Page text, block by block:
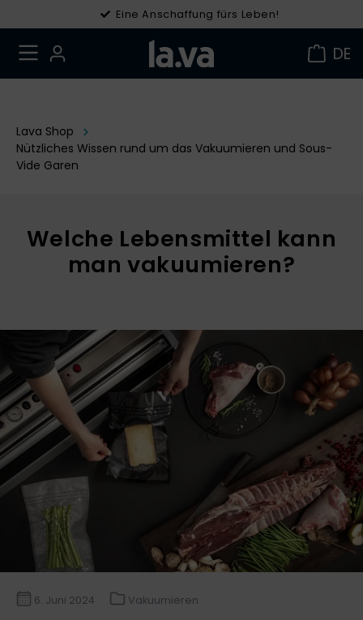
Eine Anschaffung fürs Leben!
Gratis Versand in DE ab 49 €
DE
Lava Shop
Nützliches Wissen rund um das Vakuumieren und Sous-
Vide Garen
Welche Lebensmittel kann
man vakuumieren?
6. Juni 2024 Vakuumieren